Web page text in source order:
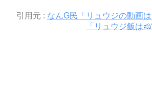
引用元 : なんG民「リュウジの動画
「リュウジ飯は